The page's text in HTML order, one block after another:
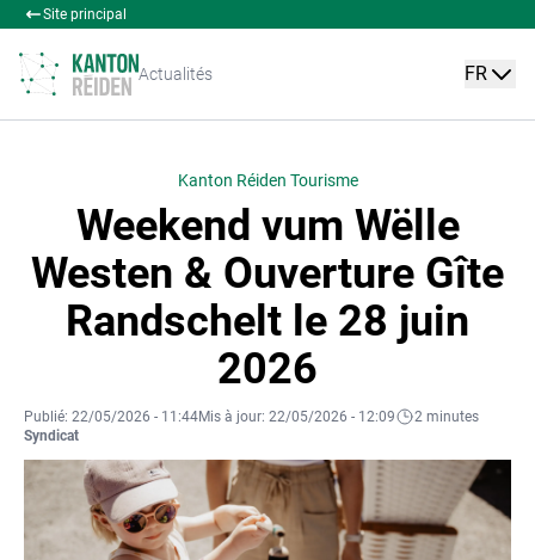
Site principal
Actualités FR
Kanton Réiden Tourisme
Weekend vum Wëlle
Westen & Ouverture Gîte
Randschelt le 28 juin
2026
Publié: 22/05/2026 - 11:44Mis à jour: 22/05/2026 - 12:09
2 minutes
Syndicat